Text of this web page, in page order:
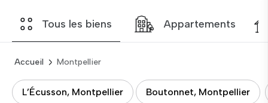
Tous les biens Appartements
Accueil Montpellier
L’Écusson, Montpellier Boutonnet, Montpellier